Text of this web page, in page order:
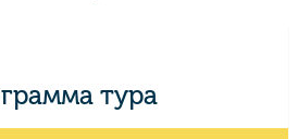
тура